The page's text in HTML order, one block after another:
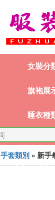
女裝分
旗袍展
睡衣種
手套類別 » 新手